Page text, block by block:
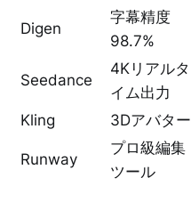
Digen
字幕精度
98.7%
Seedance
4Kリアルタ
イム出力
Kling 3Dアバター
Runway
プロ級編集
ツール